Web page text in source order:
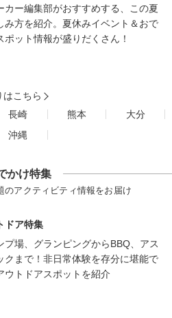
カー編集部がおすすめする、この夏
み方を紹介。夏休みイベント＆おで
ポット情報が盛りだくさん！
はこちら
長崎 熊本
大分
沖縄
かけ特集
のアクティビティ情報をお届け
ドア特集
プ場、グランピングからBBQ、アス
クまで！非日常体験を存分に堪能で
ウトドアスポットを紹介